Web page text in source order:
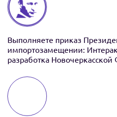
Выполняете приказ
импортозамещении:
разработка